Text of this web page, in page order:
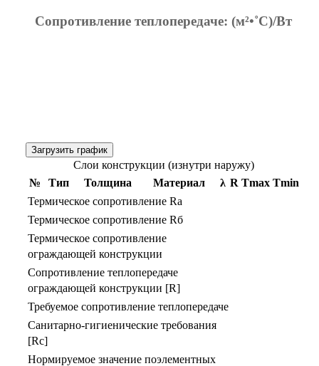
Сопротивление теплопередаче: (м²•˚С)/Вт
Загрузить график
Слои конструкции (изнутри наружу)
№
Тип Толщина Материал λ R Тmax Тmin
Термическое сопротивление Rа
Термическое сопротивление Rб
Термическое сопротивление
ограждающей конструкции
Сопротивление теплопередаче
ограждающей конструкции [R]
Требуемое сопротивление теплопередаче
Санитарно-гигиенические требования
[Rс]
Нормируемое значение поэлементных